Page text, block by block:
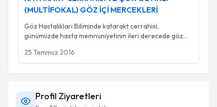
(MULTİFOKAL) GÖZ İÇİ MERCEKLERİ
Göz Hastalıkları Biliminde katarakt cerrahisi,
günümüzde hasta memnuniyetinin ileri derecede göz
25 Temmuz 2016
Profil Ziyaretleri